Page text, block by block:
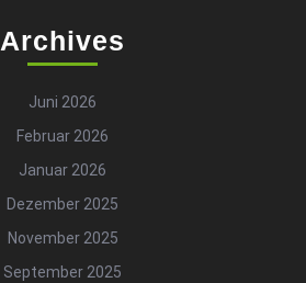
Archives
Juni 2026
Februar 2026
Januar 2026
Dezember 2025
November 2025
September 2025